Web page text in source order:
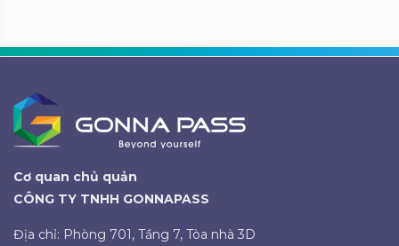
Cơ quan chủ quản
CÔNG TY TNHH GONNAPASS
Địa chỉ: Phòng 701, Tầng 7, Tòa nhà 3D